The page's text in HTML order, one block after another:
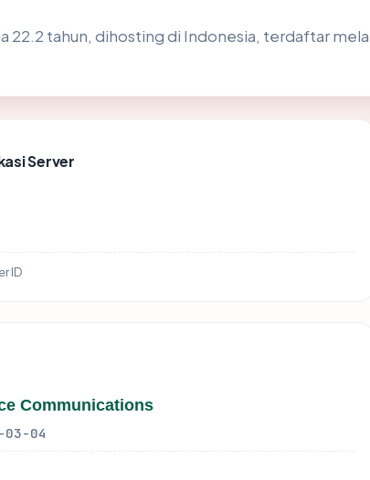
22.2 tahun, dihosting di Indonesia, terdaftar
Server
ID
Communications
03-04